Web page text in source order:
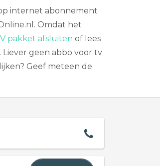
internet abonnement
Omdat het
pakket afsluiten of lees
. Liever geen abbo voor tv
Geef meteen de